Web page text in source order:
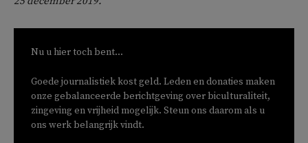
Nu u hier toch bent...
Goede journalistiek kost geld. Leden en donaties maken
onze gebalanceerde berichtgeving over biculturaliteit,
zingeving en vrijheid mogelijk. Steun ons daarom als u
ons werk belangrijk vindt.